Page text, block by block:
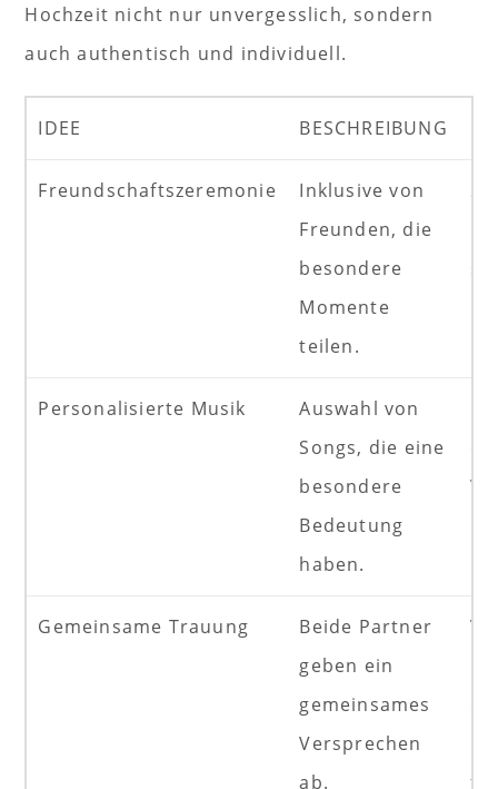
Hochzeit nicht nur unvergesslich, sondern
auch authentisch und individuell.
IDEE BESCHREIBUNG
Freundschaftszeremonie
Inklusive von
Freunden, die
besondere
Momente
teilen.
Personalisierte Musik
Auswahl von
Songs, die eine
besondere
Bedeutung
haben.
Gemeinsame Trauung
Beide Partner
geben ein
gemeinsames
Versprechen
ab.